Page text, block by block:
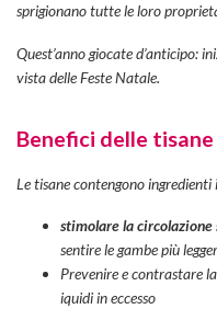
sprigionano tutte le loro
Quest’anno giocate d’anticipo:
vista delle Feste Natale.
Benefici delle
Le tisane contengono ingredienti
stimolare la
sentire le gambe più
Prevenire e contrastare la
iquidi in eccesso